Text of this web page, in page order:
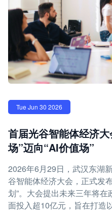
Tue Jun 30 2026
首届光谷智能体经济
场”迈向“AI价值场”
2026年6月29日，武汉东湖
谷智能体经济大会，正式发
划”。大会提出未来三年将
面投入超10亿元，旨在打造